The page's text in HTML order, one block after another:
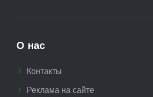
О нас
Контакты
Реклама на сайте